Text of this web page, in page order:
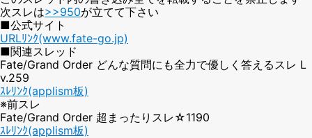
次スレは>>950が立てて下さい
■公式サイト
URLﾘﾝｸ(www.fate-go.jp)
■関連スレッド
Fate/Grand Order どんな質問にも全力で優しく答えるスレ L
v.259
ｽﾚﾘﾝｸ(applism板)
※前スレ
Fate/Grand Order 超まったりスレ☆1190
ｽﾚﾘﾝｸ(applism板)